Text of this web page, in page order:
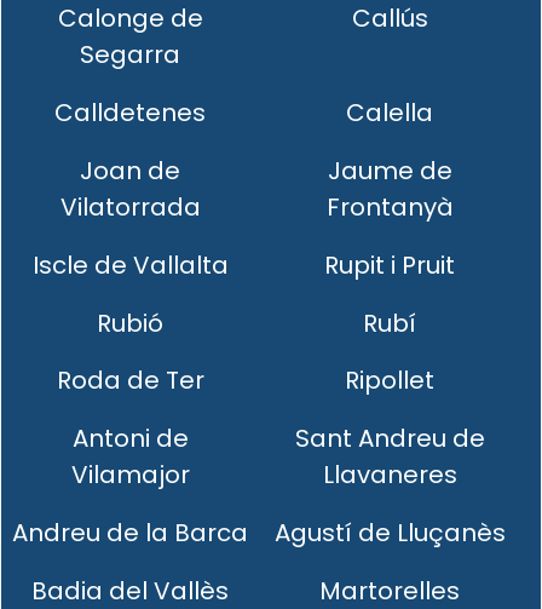
Calonge de
Segarra
Callús
Calldetenes
Calella
Joan de
Vilatorrada
Jaume de
Frontanyà
Iscle de Vallalta
Rupit i Pruit
Rubió
Rubí
Roda de Ter
Ripollet
Antoni de
Vilamajor
Sant Andreu de
Llavaneres
Andreu de la Barca
Agustí de Lluçanès
Badia del Vallès
Martorelles